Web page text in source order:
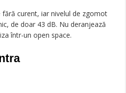
curent, iar nivelul de zgomot
de doar 43 dB. Nu deranjează
într-un open space.